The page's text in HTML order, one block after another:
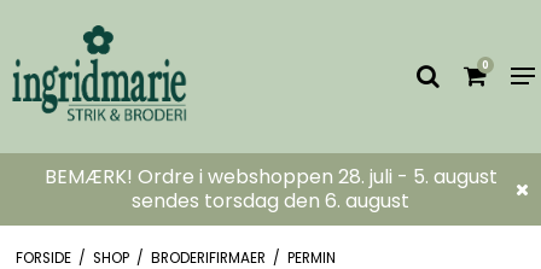
0
BEMÆRK! Ordre i webshoppen 28. juli - 5. august
sendes torsdag den 6. august
FORSIDE / SHOP / BRODERIFIRMAER / PERMIN